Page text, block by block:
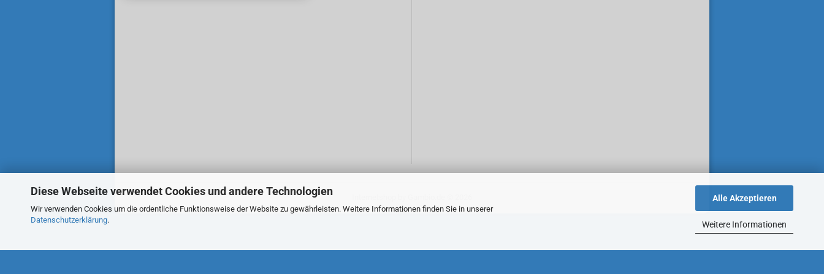
Diese Webseite verwendet Cookies und andere Technologien
Wir verwenden Cookies um die ordentliche Funktionsweise der Website zu gewährleisten. Weitere Informationen finden Sie in unserer
Datenschutzerklärung.
Alle Akzeptieren
Weitere Informationen